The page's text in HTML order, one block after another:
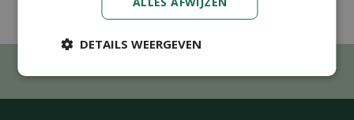
DETAILS WEERGEVEN